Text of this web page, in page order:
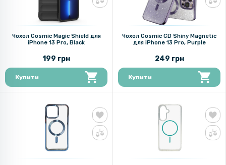
Чохол Cosmic Magic Shield для
iPhone 13 Pro, Black
199 грн
Купити
Чохол Cosmic CD Shiny Magnetic
для iPhone 13 Pro, Purple
249 грн
Купити